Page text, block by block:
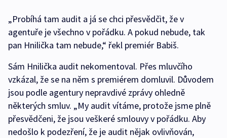
„Probíhá tam audit a já se chci přesvědčit, že v
agentuře je všechno v pořádku. A pokud nebude, tak
pan Hnilička tam nebude,“ řekl premiér Babiš.
Sám Hnilička audit nekomentoval. Přes mluvčího
vzkázal, že se na něm s premiérem domluvil. Důvodem
jsou podle agentury nepravdivé zprávy ohledně
některých smluv. „My audit vítáme, protože jsme plně
přesvědčeni, že jsou veškeré smlouvy v pořádku. Aby
nedošlo k podezření, že je audit nějak ovlivňován,